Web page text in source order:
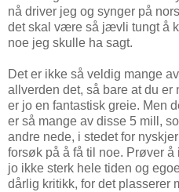
nå driver jeg og synger på
det skal være så jævli tungt å
noe jeg skulle ha sagt.
Det er ikke så veldig mange
allverden det, så bare at du er
er jo en fantastisk greie. Men
er så mange av disse 5 mill,
andre nede, i stedet for
forsøk på å få til noe. Prøver
jo ikke sterk hele tiden og
dårlig kritikk, for det plasserer